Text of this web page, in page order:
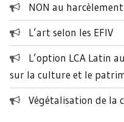
NON au
L’art selon les EFIV
L’option LCA Latin
sur la culture et le
Végétalisation de la